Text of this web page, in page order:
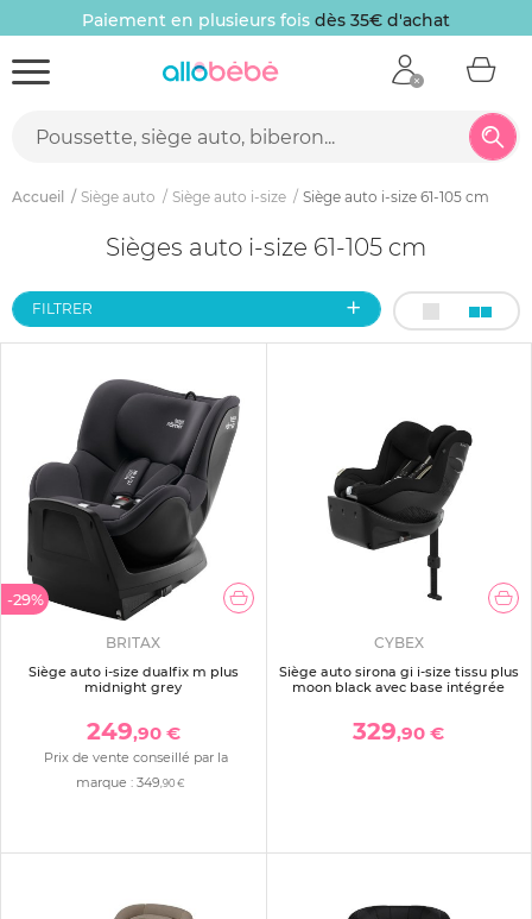
Paiement en plusieurs fois dès 35€ d'achat
Accueil Siège auto Siège auto i-size Siège auto i-size 61-105 cm
Sièges auto i-size 61-105 cm
FILTRER
-29%
BRITAX
Siège auto i-size dualfix m plus
midnight grey
249,90 €
Prix de vente conseillé par la
marque :349,90 €
CYBEX
Siège auto sirona gi i-size tissu plus
moon black avec base intégrée
329,90 €